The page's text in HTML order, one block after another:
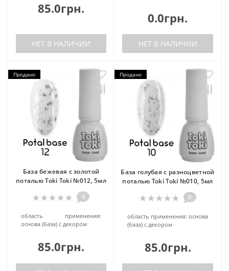
85.0грн.
НЕТ В НАЛИЧИИ
0.0грн.
НЕТ В НАЛИЧИИ
Продано
База бежевая с золотой
поталью Toki Toki №012, 5мл
0
область применения:
основа (база) c декором
85.0грн.
Продано
База голубая с разноцветной
поталью Toki Toki №010, 5мл
0
область применения: основа
(база) c декором
85.0грн.